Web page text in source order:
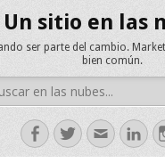
Un sitio en las
ser parte del cambio.
bien común.
FacebookTwitterEmail